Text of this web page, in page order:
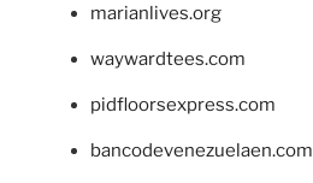
marianlives.org
waywardtees.com
pidfloorsexpress.com
bancodevenezuelaen.com